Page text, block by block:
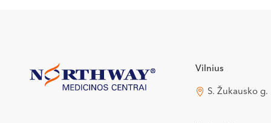
Vilnius
S. Žukausko g.